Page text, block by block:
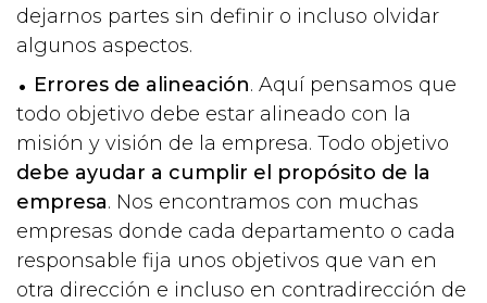
dejarnos partes sin definir o incluso olvidar
algunos aspectos.
Errores de alineación. Aquí pensamos que
todo objetivo debe estar alineado con la
misión y visión de la empresa. Todo objetivo
debe ayudar a cumplir el propósito de la
empresa. Nos encontramos con muchas
empresas donde cada departamento o cada
responsable fija unos objetivos que van en
otra dirección e incluso en contradirección de